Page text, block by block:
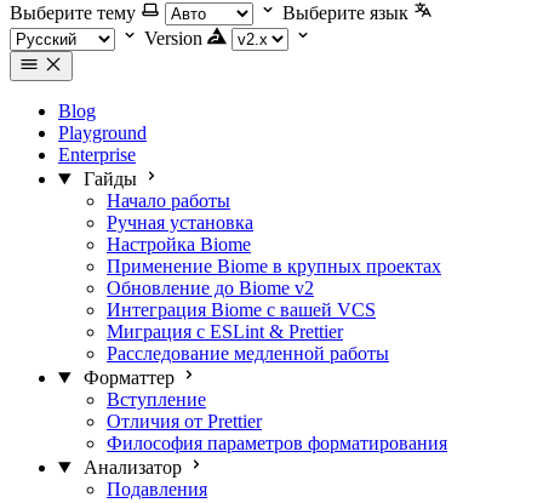
Выберите тему
Выберите язык
Version
Blog
Playground
Enterprise
Гайды
Начало работы
Ручная установка
Настройка Biome
Применение Biome в крупных проектах
Обновление до Biome v2
Интеграция Biome с вашей VCS
Миграция с ESLint & Prettier
Расследование медленной работы
Форматтер
Вступление
Отличия от Prettier
Философия параметров форматирования
Анализатор
Подавления